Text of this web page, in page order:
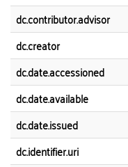
dc.contributor.advisor
dc.creator
dc.date.accessioned
dc.date.available
dc.date.issued
dc.identifier.uri